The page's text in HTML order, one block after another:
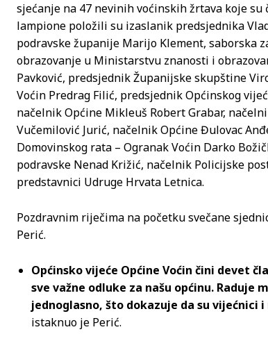
sjećanje na 47 nevinih voćinskih žrtava koje
lampione položili su izaslanik predsjednika
podravske županije Marijo Klement, saborska
obrazovanje u Ministarstvu znanosti i
Pavković, predsjednik Županijske skupštine
Voćin Predrag Filić, predsjednik Općinskog
načelnik Općine Mikleuš Robert Grabar,
Vučemilović Jurić, načelnik Općine Đulovac
Domovinskog rata – Ogranak Voćin Darko
podravske Nenad Križić, načelnik Policijske
predstavnici Udruge Hrvata Letnica.
Pozdravnim riječima na početku svečane
Perić.
Općinsko vijeće Općine Voćin čini devet
sve važne odluke za našu općinu. Raduje
jednoglasno, što dokazuje da su vijećnici
istaknuo je Perić.